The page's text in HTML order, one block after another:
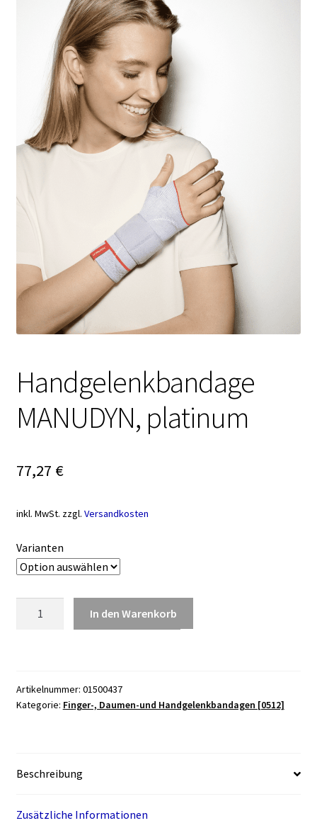
Handgelenkbandage
MANUDYN, platinum
77,27 €
inkl. MwSt. zzgl. Versandkosten
Varianten
In den Warenkorb
Artikelnummer: 01500437
Kategorie: Finger-, Daumen-und Handgelenkbandagen [0512]
Beschreibung
Zusätzliche Informationen